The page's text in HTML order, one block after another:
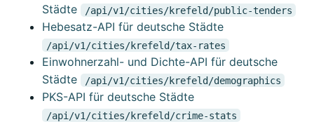
Städte
/api/v1/cities/krefeld/public-tenders
Hebesatz-API für deutsche Städte
/api/v1/cities/krefeld/tax-rates
Einwohnerzahl- und Dichte-API für deutsche
Städte
/api/v1/cities/krefeld/demographics
PKS-API für deutsche Städte
/api/v1/cities/krefeld/crime-stats